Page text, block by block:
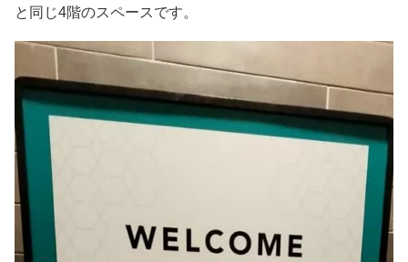
と同じ4階のスペースです。